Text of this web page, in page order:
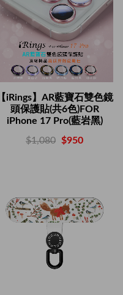
【iRings】AR藍寶石雙色鏡
頭保護貼(共6色)FOR
iPhone 17 Pro(藍岩黑)
$1,080 $950